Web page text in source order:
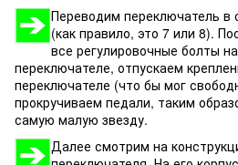
Переводим переключатель в
(как правило, это 7 или 8).
все регулировочные болты
переключателе, отпускаем
переключателе (что бы мог
прокручиваем педали, таким
самую малую звезду.
Далее смотрим на